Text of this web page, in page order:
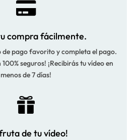

compra fácilmente.
de pago favorito y completa el pago.
seguros! ¡Recibirás tu vídeo en
menos de 7 días!

de tu vídeo!